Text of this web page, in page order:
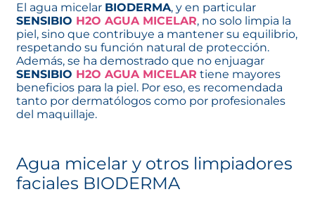
El agua micelar BIODERMA, y en particular
SENSIBIO H2O AGUA MICELAR, no solo limpia la
piel, sino que contribuye a mantener su equilibrio,
respetando su función natural de protección.
Además, se ha demostrado que no enjuagar
SENSIBIO H2O AGUA MICELAR tiene mayores
beneficios para la piel. Por eso, es recomendada
tanto por dermatólogos como por profesionales
del maquillaje.
Agua micelar y otros limpiadores
faciales BIODERMA